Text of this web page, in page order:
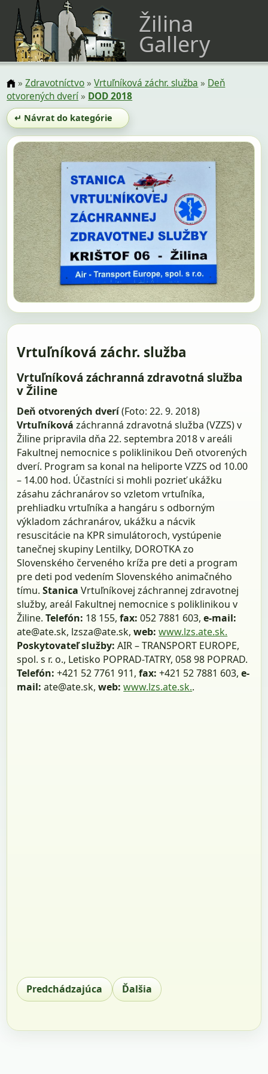
Žilina
Gallery
»Zdravotníctvo»Vrtuľníková záchr. služba » Deň
otvorených dverí» DOD 2018
↵ Návrat do kategórie
Vrtuľníková záchr. služba
Vrtuľníková záchranná zdravotná služba
v Žiline
Deň otvorených dverí(Foto: 22. 9. 2018)
Vrtuľníková záchranná zdravotná služba (VZZS) v
Žiline pripravila dňa 22. septembra 2018 v areáli
Fakultnej nemocnice s poliklinikou Deň otvorených
dverí. Program sa konal na heliporte VZZS od 10.00
– 14.00 hod. Účastníci si mohli pozrieť ukážku
zásahu záchranárov so vzletom vrtuľníka,
prehliadku vrtuľníka a hangáru s odborným
výkladom záchranárov, ukážku a nácvik
resuscitácie na KPR simulátoroch, vystúpenie
tanečnej skupiny Lentilky, DOROTKA zo
Slovenského červeného kríža pre deti a program
pre deti pod vedením Slovenského animačného
tímu.Stanica Vrtuľníkovej záchrannej zdravotnej
služby, areál Fakultnej nemocnice s poliklinikou v
Žiline.Telefón: 18 155,fax: 052 7881 603,e-mail:
ate@ate.sk, lzsza@ate.sk,web: www.lzs.ate.sk.
Poskytovateľ služby: AIR – TRANSPORT EUROPE,
spol. s r. o., Letisko POPRAD-TATRY, 058 98 POPRAD.
Telefón: +421 52 7761 911,fax:+421 52 7881 603,e-
mail: ate@ate.sk,web: www.lzs.ate.sk..
Predchádzajúca Ďalšia